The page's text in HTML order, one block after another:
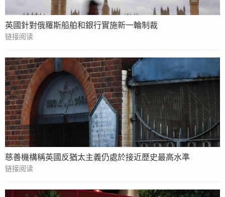
英國針對俄羅斯船舶和銀行實施新一輪制裁
链接阅读
慈善機構稱英國反猶太主義仍處於接近歷史最高水準
链接阅读